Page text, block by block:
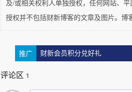
术”。这心灵手术从观察呼
（Vipassana，发音为毗婆奢那
及/或相关权利人单独授权，任何网站、
授权并不包括财新博客的文章及图片。
推广 财新会员积分兑好礼
评论区 1